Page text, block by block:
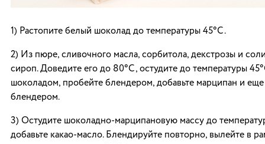
1) Растопите белый шоколад до температуры 45°С.
2) Из пюре, сливочного масла, сорбитола, декстрозы и
сироп. Доведите его до 80°С, остудите до температуры
шоколадом, пробейте блендером, добавьте марципан и еще
блендером.
3) Остудите шоколадно-марципановую массу до
добавьте какао-масло. Блендируйте повторно, вылейте в